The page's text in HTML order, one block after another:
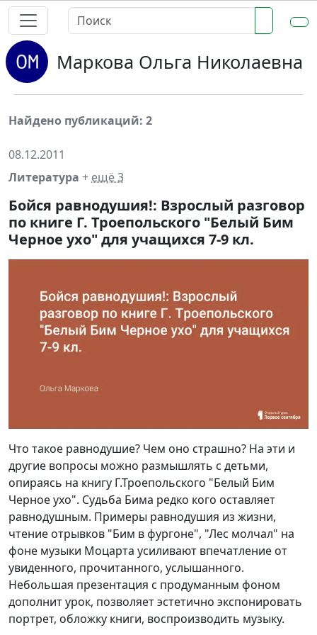
Маркова Ольга Николаевна
Найдено публикаций: 2
08.12.2011
Литература + ещё 3
Бойся равнодушия!: Взрослый разговор
по книге Г. Троепольского "Белый Бим
Черное ухо" для учащихся 7-9 кл.
Что такое равнодушие? Чем оно страшно? На эти и
другие вопросы можно размышлять с детьми,
опираясь на книгу Г.Троепольского "Белый Бим
Черное ухо". Судьба Бима редко кого оставляет
равнодушным. Примеры равнодушия из жизни,
чтение отрывков "Бим в фургоне", "Лес молчал" на
фоне музыки Моцарта усиливают впечатление от
увиденного, прочитанного, услышанного.
Небольшая презентация с продуманным фоном
дополнит урок, позволяет эстетично экспонировать
портрет, обложку книги, воспроизводить музыку.